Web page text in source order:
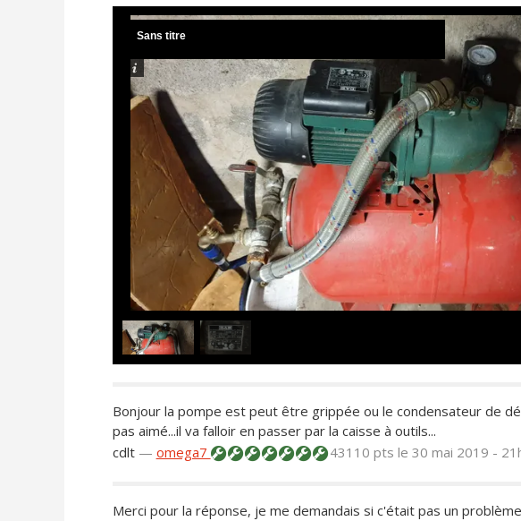
Sans titre
Bonjour la pompe est peut être grippée ou le condensateur de
pas aimé...il va falloir en passer par la caisse à outils...
cdlt — omega7 43110 pts le 30 mai 2019 -
Merci pour la réponse, je me demandais si c'était pas un